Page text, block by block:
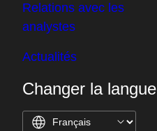
Relations avec les
analystes
Actualités
Changer la langue